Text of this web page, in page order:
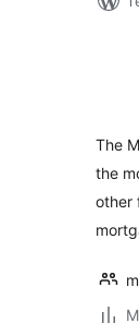
The
the
other